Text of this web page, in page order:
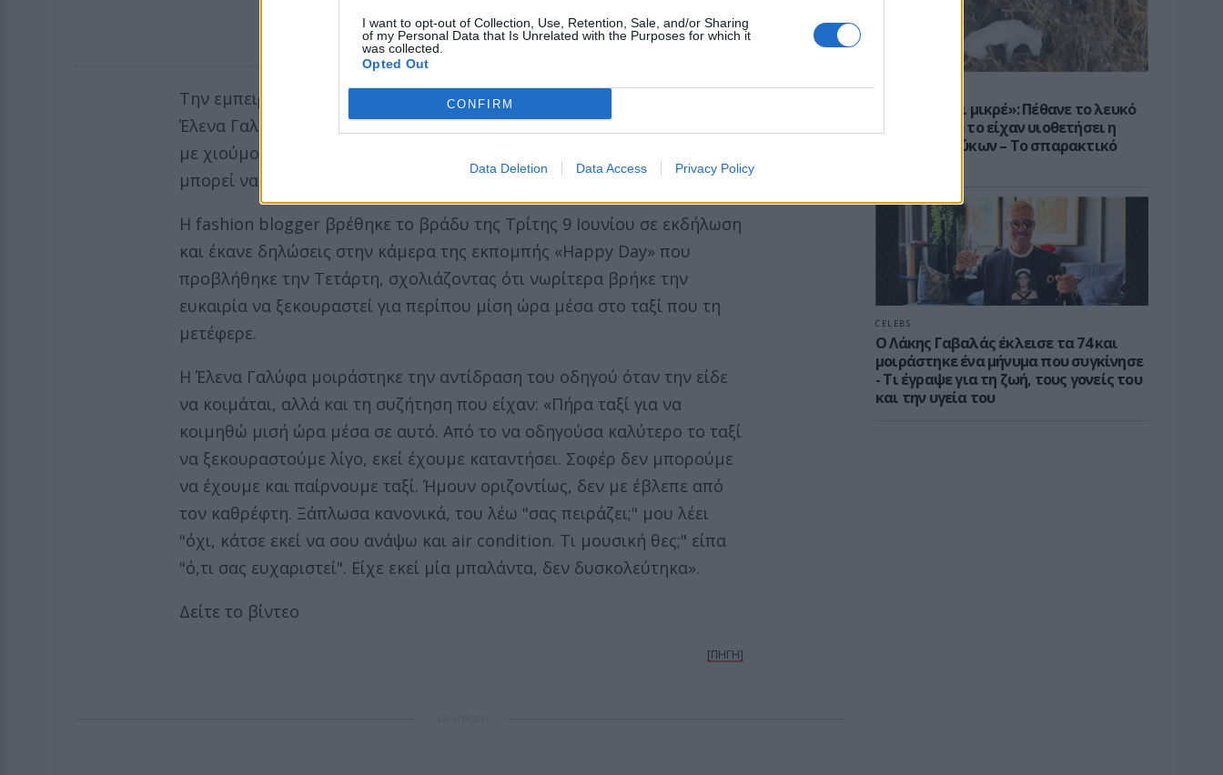
I want to opt-out of Collection, Use, Retention, Sale, and/or Sharing
of my Personal Data that Is Unrelated with the Purposes for which it
was collected.
Opted Out
CONFIRM
Data Deletion Data Access Privacy Policy
Την εμπειρία της από πρόσφατη μεταφορά της με ταξί μοιράστηκε η
Έλενα Γαλύφα, εξηγώντας πως κοιμήθηκε μέσα σε αυτό, ενώ πρόσθεσε
με χιούμορ πως θεωρεί αυτή τη λύση ιδανική από τη στιγμή που δεν
μπορεί να έχει σοφέρ.
Η fashion blogger βρέθηκε το βράδυ της Τρίτης 9 Ιουνίου σε εκδήλωση
και έκανε δηλώσεις στην κάμερα της εκπομπής «Happy Day» που
προβλήθηκε την Τετάρτη, σχολιάζοντας ότι νωρίτερα βρήκε την
ευκαιρία να ξεκουραστεί για περίπου μίση ώρα μέσα στο ταξί που τη
μετέφερε.
Η Έλενα Γαλύφα μοιράστηκε την αντίδραση του οδηγού όταν την είδε
να κοιμάται, αλλά και τη συζήτηση που είχαν: «Πήρα ταξί για να
κοιμηθώ μισή ώρα μέσα σε αυτό. Από το να οδηγούσα καλύτερο το ταξί
να ξεκουραστούμε λίγο, εκεί έχουμε καταντήσει. Σοφέρ δεν μπορούμε
να έχουμε και παίρνουμε ταξί. Ήμουν οριζοντίως, δεν με έβλεπε από
τον καθρέφτη. Ξάπλωσα κανονικά, του λέω "σας πειράζει;" μου λέει
"όχι, κάτσε εκεί να σου ανάψω και air condition. Τι μουσική θες;" είπα
"ό,τι σας ευχαριστεί". Είχε εκεί μία μπαλάντα, δεν δυσκολεύτηκα».
Δείτε το βίντεο
[ΠΗΓΗ]
«Καλό ταξίδι μικρέ»: Πέθανε το λευκό
κουτάβι που το είχαν υιοθετήσει η
αγέλη των λύκων – Το σπαρακτικό
CELEBS
Ο Λάκης Γαβαλάς έκλεισε τα 74 και
μοιράστηκε ένα μήνυμα που συγκίνησε
- Τι έγραψε για τη ζωή, τους γονείς του
και την υγεία του